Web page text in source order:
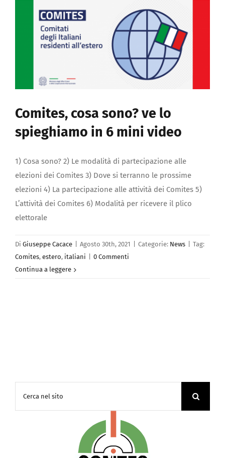
Galleria fotografica
Notizie
Contattaci
REGISTRATI
Comites, cosa sono? ve lo
spieghiamo in 6 mini video
1) Cosa sono? 2) Le modalità di partecipazione alle
elezioni dei Comites 3) Dove si terranno le prossime
elezioni 4) La partecipazione alle attività dei Comites 5)
L’attività dei Comites 6) Modalità per ricevere il plico
elettorale
Di Giuseppe Cacace Agosto 30th, 2021 Categorie: News
Tag:
Comites, estero, italiani
0 Commenti
Continua a leggere